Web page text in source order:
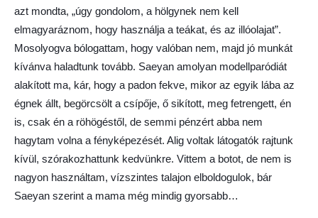
azt mondta, „úgy gondolom, a hölgynek nem kell
elmagyaráznom, hogy használja a teákat, és az illóolajat”.
Mosolyogva bólogattam, hogy valóban nem, majd jó munkát
kívánva haladtunk tovább. Saeyan amolyan modellparódiát
alakított ma, kár, hogy a padon fekve, mikor az egyik lába az
égnek állt, begörcsölt a csípője, ő sikított, meg fetrengett, én
is, csak én a röhögéstől, de semmi pénzért abba nem
hagytam volna a fényképezését. Alig voltak látogatók rajtunk
kívül, szórakozhattunk kedvünkre. Vittem a botot, de nem is
nagyon használtam, vízszintes talajon elboldogulok, bár
Saeyan szerint a mama még mindig gyorsabb…